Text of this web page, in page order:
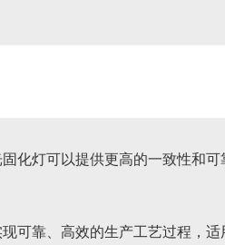
化灯可以提供更高的一致性和
现可靠、高效的生产工艺过程，